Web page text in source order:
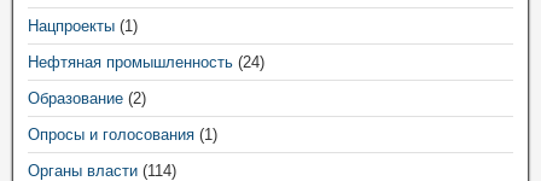
Нацпроекты (1)
Нефтяная промышленность (24)
Образование (2)
Опросы и голосования (1)
Органы власти (114)